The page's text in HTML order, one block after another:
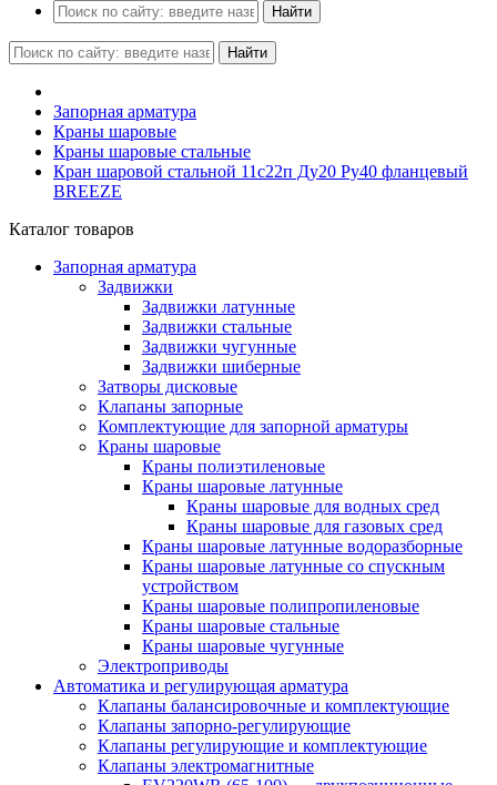
Найти
Найти
Запорная арматура
Краны шаровые
Краны шаровые стальные
Кран шаровой стальной 11с22п Ду20 Ру40 фланцевый
BREEZE
Каталог товаров
Запорная арматура
Задвижки
Задвижки латунные
Задвижки стальные
Задвижки чугунные
Задвижки шиберные
Затворы дисковые
Клапаны запорные
Комплектующие для запорной арматуры
Краны шаровые
Краны полиэтиленовые
Краны шаровые латунные
Краны шаровые для водных сред
Краны шаровые для газовых сред
Краны шаровые латунные водоразборные
Краны шаровые латунные со спускным
устройством
Краны шаровые полипропиленовые
Краны шаровые стальные
Краны шаровые чугунные
Электроприводы
Автоматика и регулирующая арматура
Клапаны балансировочные и комплектующие
Клапаны запорно-регулирующие
Клапаны регулирующие и комплектующие
Клапаны электромагнитные